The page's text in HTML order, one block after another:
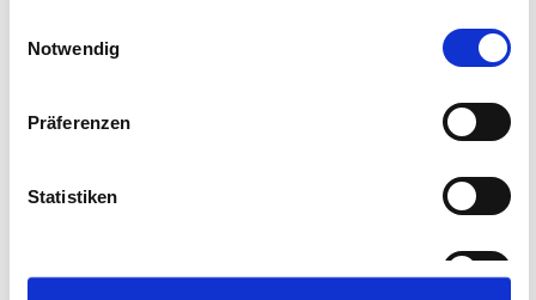
Notwendig
Präferenzen
Statistiken